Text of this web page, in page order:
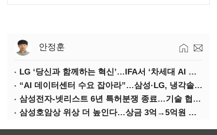
안정훈
LG ‘당신과 함께하는 혁신’…IFA서 ‘차세대 AI 홈’ 비전 공개
“AI 데이터센터 수요 잡아라”…삼성·LG, 냉각솔루션 속도전
삼성전자-넷리스트 6년 특허분쟁 종료…기술 협력 확대 합의
삼성호암상 위상 더 높인다…상금 3억→5억원 증액